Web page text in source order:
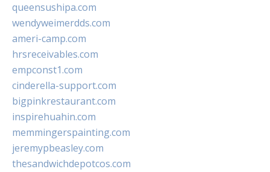
queensushipa.com
wendyweimerdds.com
ameri-camp.com
hrsreceivables.com
empconst1.com
cinderella-support.com
bigpinkrestaurant.com
inspirehuahin.com
memmingerspainting.com
jeremypbeasley.com
thesandwichdepotcos.com